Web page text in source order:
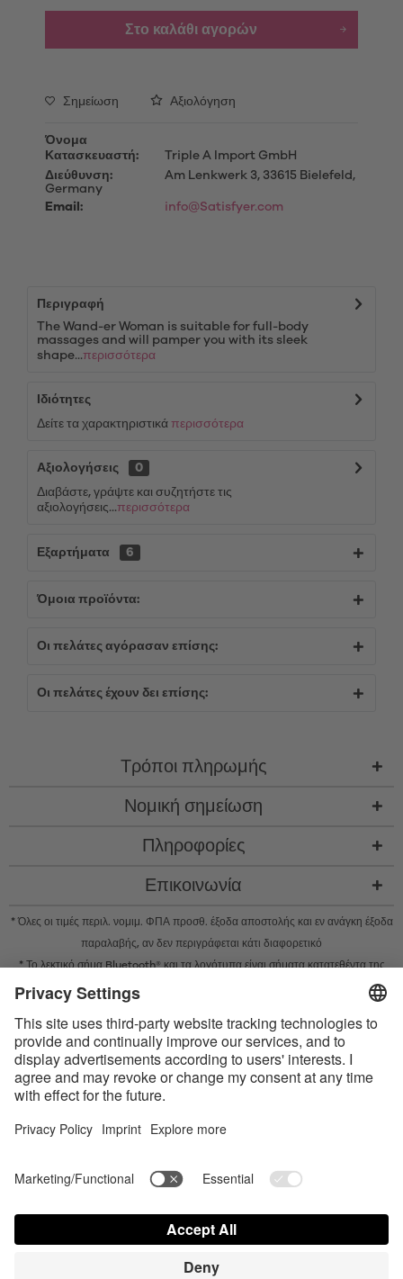
Στο καλάθι αγορών
Σημείωση Αξιολόγηση
Όνομα
Κατασκευαστή:
Triple A Import GmbH
Διεύθυνση:
Am Lenkwerk 3, 33615 Bielefeld,
Germany
Email:
info@Satisfyer.com
Περιγραφή
The Wand-er Woman is suitable for full-body
massages and will pamper you with its sleek
shape...περισσότερα
Ιδιότητες
Δείτε τα χαρακτηριστικά περισσότερα
Αξιολογήσεις
0
Διαβάστε, γράψτε και συζητήστε τις
αξιολογήσεις...περισσότερα
Εξαρτήματα 6
Όμοια προϊόντα:
Οι πελάτες αγόρασαν επίσης:
Οι πελάτες έχουν δει επίσης:
Τρόποι πληρωμής
Νομική σημείωση
Πληροφορίες
Επικοινωνία
* Όλες οι τιμές περιλ. νομιμ. ΦΠΑ προσθ. έξοδα αποστολής και εν ανάγκη έξοδα
παραλαβής, αν δεν περιγράφεται κάτι διαφορετικό
* Το λεκτικό σήμα Bluetooth® και τα λογότυπα είναι σήματα κατατεθέντα της
Bluetooth SIG, Inc. και η χρήση τέτοιων σημάτων από την Satisfyer GmbH
Το Apple, το λογότυπο Apple και το Apple Watch είναι εμπορικά σήματα της
Apple Inc. Το Google Play και το λογότυπο του Google Play είναι εμπορικά
σήματα της Google LLC.
Contact us today